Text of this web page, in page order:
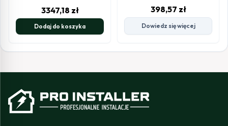
3347,18 zł
Dodaj do koszyka
398,57 zł
Dowiedz się więcej